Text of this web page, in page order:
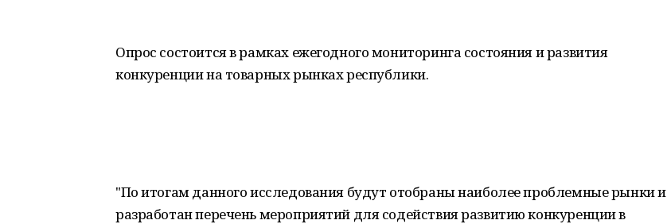
Опрос состоится в рамках ежегодного мониторинга состояния и развития
конкуренции на товарных рынках республики.
"По итогам данного исследования будут отобраны наиболее проблемные рынки и
разработан перечень мероприятий для содействия развитию конкуренции в